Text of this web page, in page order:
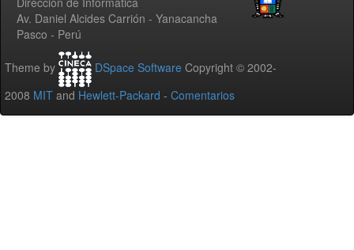
Av. Daniel Alcides Carrión - Yanacancha
Pasco - Perú
Theme by DSpace Software Copyright © 2002-
2008 MIT and Hewlett-Packard - Comentarios